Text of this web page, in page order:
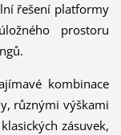
řešení platformy
prostoru
kombinace
různými výškami
zásuvek,